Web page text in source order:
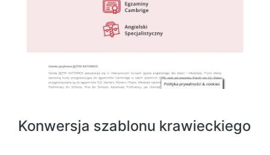
Konwersja szablonu krawieckiego